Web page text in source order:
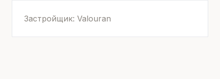
Застройщик: Valouran